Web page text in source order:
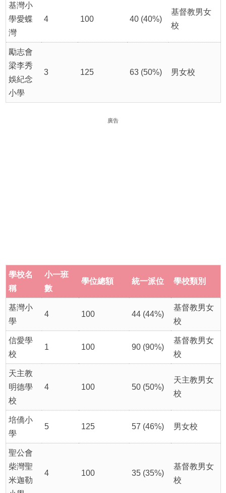
基灣小
學愛蝶
灣
4 100 40 (40%)
基督教男女
校
勵志會
梁李秀
娛紀念
小學
3 125 63 (50%) 男女校
廣告
學校名
稱
小一班
數
學位總額 統一派位 學校類別
基灣小
學
4 100 44 (44%)
基督教男女
校
信愛學
校
1 100 90 (90%)
基督教男女
校
天主教
明德學
校
4 100 50 (50%)
天主教男女
校
培僑小
學
5 125 57 (46%) 男女校
聖公會
柴灣聖
米迦勒
4 100 35 (35%)
基督教男女
校